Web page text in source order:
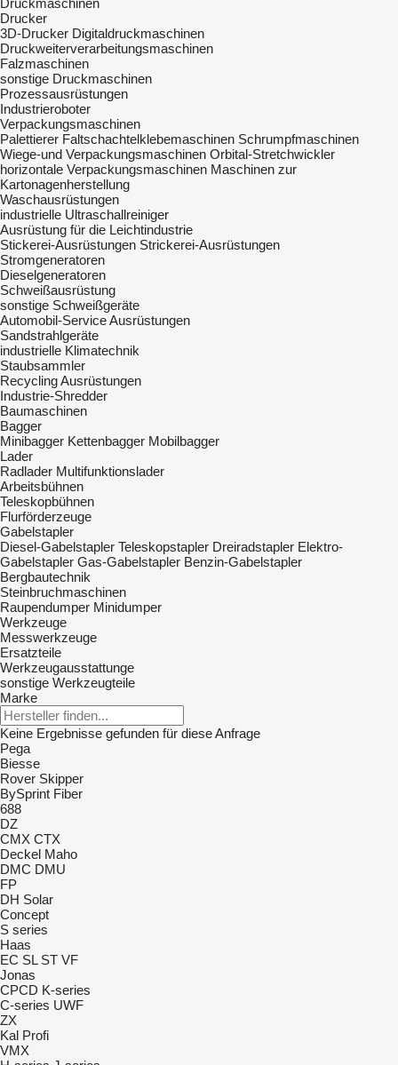
Druckmaschinen
Drucker
3D-Drucker Digitaldruckmaschinen
Druckweiterverarbeitungsmaschinen
Falzmaschinen
sonstige Druckmaschinen
Prozessausrüstungen
Industrieroboter
Verpackungsmaschinen
Palettierer Faltschachtelklebemaschinen Schrumpfmaschinen
Wiege-und Verpackungsmaschinen Orbital-Stretchwickler
horizontale Verpackungsmaschinen Maschinen zur
Kartonagenherstellung
Waschausrüstungen
industrielle Ultraschallreiniger
Ausrüstung für die Leichtindustrie
Stickerei-Ausrüstungen Strickerei-Ausrüstungen
Stromgeneratoren
Dieselgeneratoren
Schweißausrüstung
sonstige Schweißgeräte
Automobil-Service Ausrüstungen
Sandstrahlgeräte
industrielle Klimatechnik
Staubsammler
Recycling Ausrüstungen
Industrie-Shredder
Baumaschinen
Bagger
Minibagger Kettenbagger Mobilbagger
Lader
Radlader Multifunktionslader
Arbeitsbühnen
Teleskopbühnen
Flurförderzeuge
Gabelstapler
Diesel-Gabelstapler Teleskopstapler Dreiradstapler Elektro-
Gabelstapler Gas-Gabelstapler Benzin-Gabelstapler
Bergbautechnik
Steinbruchmaschinen
Raupendumper Minidumper
Werkzeuge
Messwerkzeuge
Ersatzteile
Werkzeugausstattunge
sonstige Werkzeugteile
Marke
Keine Ergebnisse gefunden für diese Anfrage
Pega
Biesse
Rover Skipper
BySprint Fiber
688
DZ
CMX CTX
Deckel Maho
DMC DMU
FP
DH Solar
Concept
S series
Haas
EC SL ST VF
Jonas
CPCD K-series
C-series UWF
ZX
Kal Profi
VMX